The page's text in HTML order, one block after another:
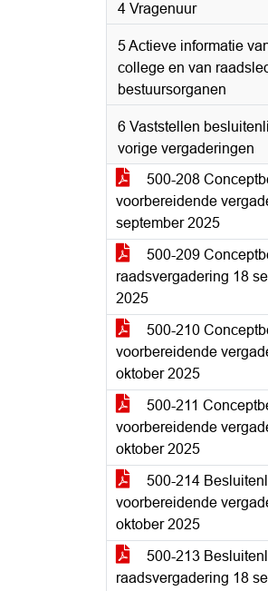
4 Vragenuur
5 Actieve informatie
college en van
bestuursorganen
6 Vaststellen
vorige vergaderingen
500-208
voorbereidende
september 2025
500-209
raadsvergadering 18
2025
500-210
voorbereidende
oktober 2025
500-211
voorbereidende
oktober 2025
500-214
voorbereidende
oktober 2025
500-213
raadsvergadering 18